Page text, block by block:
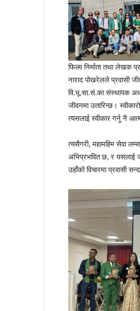
फिल्म निर्माता तथा लेखक
नाराद पोखरेलले प्रवासी
वि.भू.सा.सं.का संस्थापक
जीवनमा उतारिन्छ।
त्यसलाई स्वीकार गर्नु नै
त्यसैगरी, महामहिम सेवा
अभिप्रभवित छ, र यसलाई
उहाँको विचारमा प्रवासी